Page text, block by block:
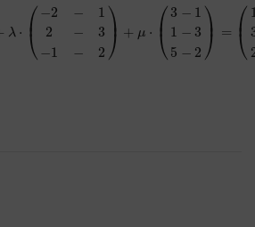
λ ⋅ ⎛
⎝
⎜ −2
2
−1
−
−
−
1
3
2
⎞
⎠⎟ + μ ⋅ ⎛
⎝
⎜ 3 − 1
1 − 3
5 − 2
⎞
⎠⎟ = ⎛
⎝
⎜
12 − 3 1− μ⋅ −1 1 35 − 2 = 13 2) +λ ( 3− 1 3